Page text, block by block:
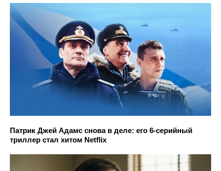
Патрик Джей Адамс снова в деле: его 6-серийный
триллер стал хитом Netflix